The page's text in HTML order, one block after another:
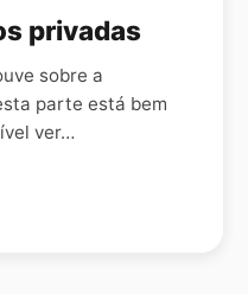
privadas
sobre a
parte está bem
ver…